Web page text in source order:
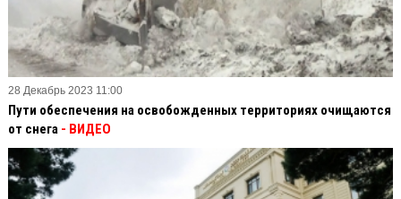
28 Декабрь 2023 11:00
Пути обеспечения на освобожденных территориях очищаются
от снега - ВИДЕО